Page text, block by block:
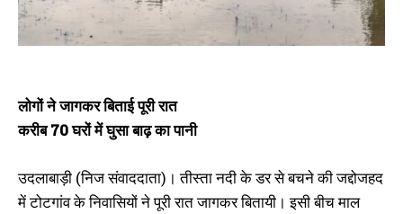
लोगों ने जागकर बिताई पूरी रात
करीब 70 घरों में घुसा बाढ़ का पानी
उदलाबाड़ी (निज संवाददाता)। तीस्ता नदी के डर से बचने की जद्दोजहद
में टोटगांव के निवासियों ने पूरी रात जागकर बितायी। इसी बीच माल